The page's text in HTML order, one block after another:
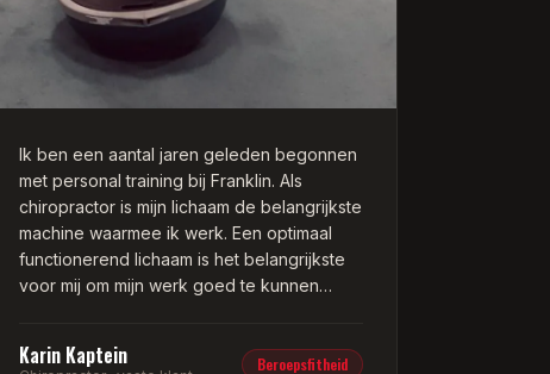
Ik ben een aantal jaren geleden begonnen
met personal training bij Franklin. Als
chiropractor is mijn lichaam de belangrijkste
machine waarmee ik werk. Een optimaal
functionerend lichaam is het belangrijkste
voor mij om mijn werk goed te kunnen
De trainingen die ik bij Franklin doe zijn
Karin Kaptein Beroepsfitheid